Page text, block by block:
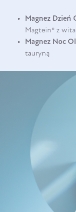
Magnez Dzień
Magtein® z
Magnez Noc
tauryną